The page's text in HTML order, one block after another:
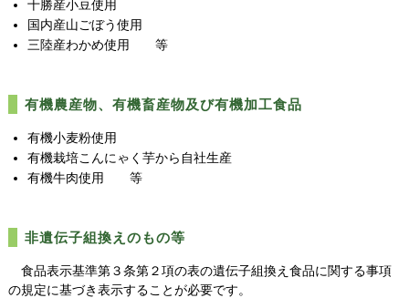
十勝産小豆使用
国内産山ごぼう使用
三陸産わかめ使用 等
有機農産物、有機畜産物及び有機加工食品
有機小麦粉使用
有機栽培こんにゃく芋から自社生産
有機牛肉使用 等
非遺伝子組換えのもの等
食品表示基準第３条第２項の表の遺伝子組換え食品に関する事項
の規定に基づき表示することが必要です。